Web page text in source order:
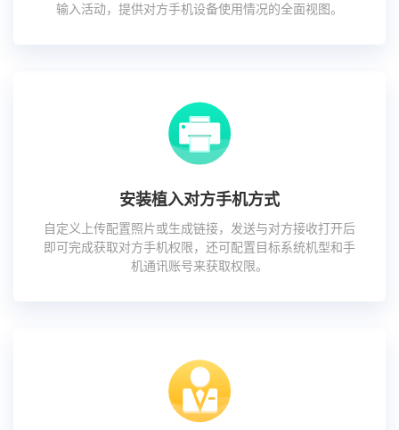
输入活动，提供对方手机设备使用情况的全面视图。
安装植入对方手机方式
自定义上传配置照片或生成链接，发送与对方接收打开后
即可完成获取对方手机权限，还可配置目标系统机型和手
机通讯账号来获取权限。